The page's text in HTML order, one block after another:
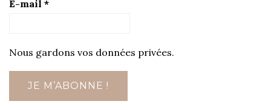
E-mail *
Nous gardons vos données privées.